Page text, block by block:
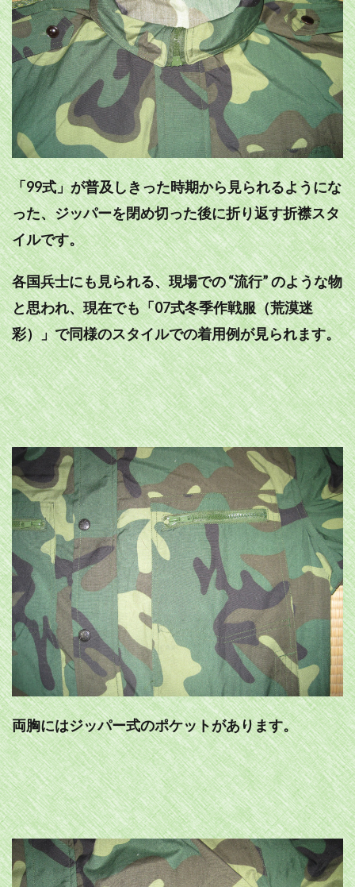
「99式」が普及しきった時期から見られるようにな
った、ジッパーを閉め切った後に折り返す折襟スタ
イルです。
各国兵士にも見られる、現場での “流行” のような物
と思われ、現在でも「07式冬季作戦服（荒漠迷
彩）」で同様のスタイルでの着用例が見られます。
両胸にはジッパー式のポケットがあります。